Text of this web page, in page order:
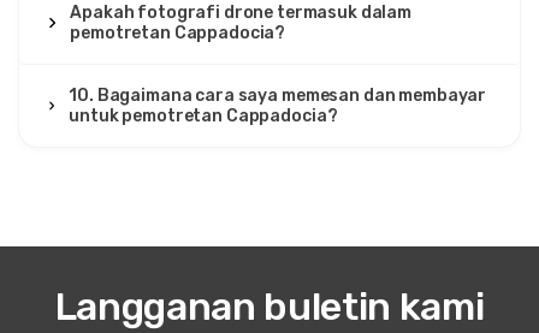
AN
Tur Pemotretan Cappadocia – Matahari Terbit &
Balon Udara Panas
Bagus tapi terlalu banyak turis di latar belakang.
NL
Tur Pemotretan Cappadocia – Matahari Terbit &
Foto-foto indah, fajar yang magis.
Apakah fotografi drone termasuk dalam
pemotretan Cappadocia?
10. Bagaimana cara saya memesan dan membayar
untuk pemotretan Cappadocia?
Langganan buletin kami